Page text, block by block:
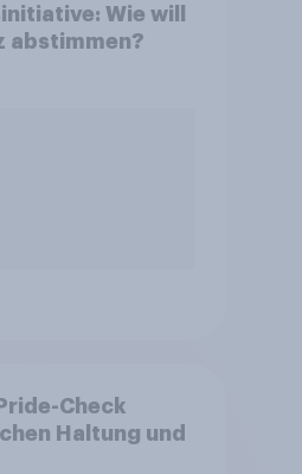
Wie will
abstimmen?
Check
Haltung und